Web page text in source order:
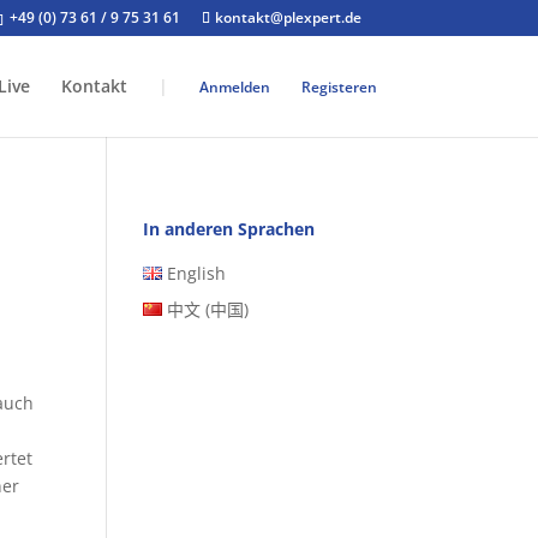
+49 (0) 73 61 / 9 75 31 61 kontakt@plexpert.de
Kontakt | Anmelden Registeren
In anderen Sprachen
English
中文 (中国)